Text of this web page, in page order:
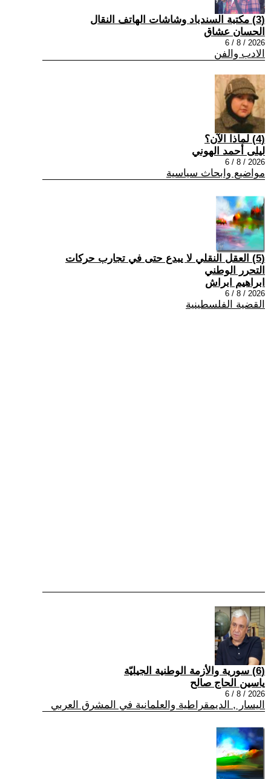
(3) مكتبة السندباد وشاشات الهاتف النقال
الحسان عشاق
2026 / 8 / 6
الادب والفن
(4) لماذا الآن؟
ليلى أحمد الهوني
2026 / 8 / 6
مواضيع وابحاث سياسية
(5) العقل النقلي لا يبدع حتى في تجارب حركات
التحرر الوطني
ابراهيم ابراش
2026 / 8 / 6
القضية الفلسطينية
(6) سورية والأزمة الوطنية الجيليّة
ياسين الحاج صالح
2026 / 8 / 6
اليسار , الديمقراطية والعلمانية في المشرق العربي